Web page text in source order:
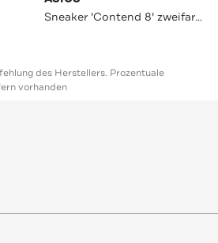
Sneaker 'Contend 8' zweifarbig
des Herstellers. Prozentuale
vorhanden